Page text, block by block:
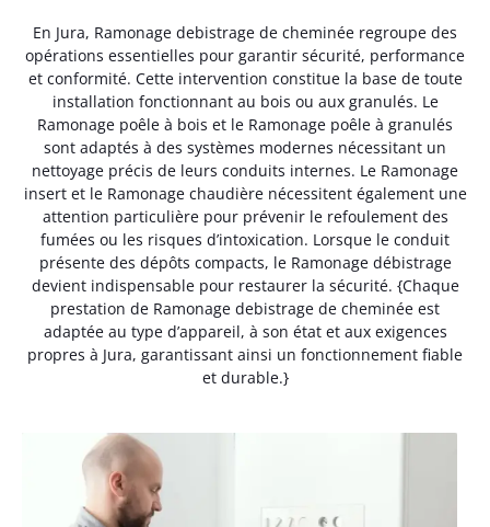
En Jura, Ramonage debistrage de cheminée regroupe des
opérations essentielles pour garantir sécurité, performance
et conformité. Cette intervention constitue la base de toute
installation fonctionnant au bois ou aux granulés. Le
Ramonage poêle à bois et le Ramonage poêle à granulés
sont adaptés à des systèmes modernes nécessitant un
nettoyage précis de leurs conduits internes. Le Ramonage
insert et le Ramonage chaudière nécessitent également une
attention particulière pour prévenir le refoulement des
fumées ou les risques d’intoxication. Lorsque le conduit
présente des dépôts compacts, le Ramonage débistrage
devient indispensable pour restaurer la sécurité. {Chaque
prestation de Ramonage debistrage de cheminée est
adaptée au type d’appareil, à son état et aux exigences
propres à Jura, garantissant ainsi un fonctionnement fiable
et durable.}